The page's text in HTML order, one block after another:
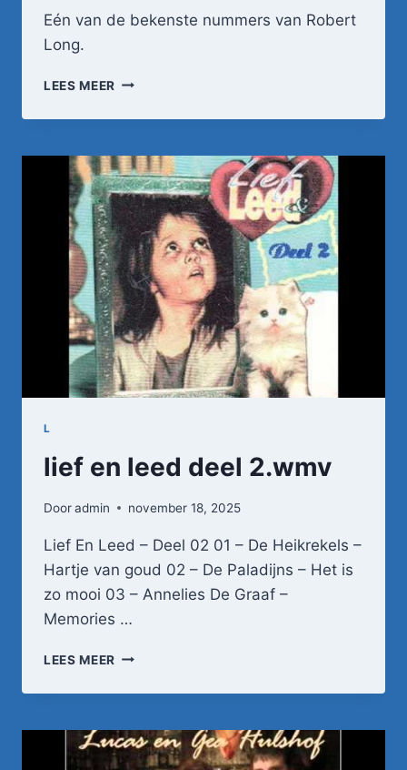
Eén van de bekenste nummers van Robert
Long.
LEES MEER ROBERT
–
ZIJN
L
lief en leed deel 2.wmv
Dooradmin november 18, 2025
Lief En Leed – Deel 02 01 – De Heikrekels –
Hartje van goud 02 – De Paladijns – Het is
zo mooi 03 – Annelies De Graaf –
Memories …
LEES MEER LIEF
LEED
2.WMV